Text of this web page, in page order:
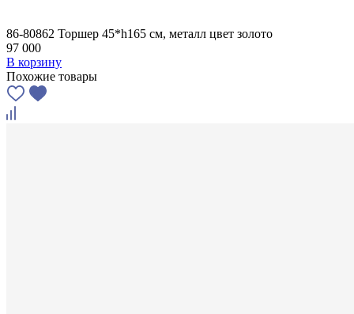
86-80862 Торшер 45*h165 см, металл цвет золото
97 000
В корзину
Похожие товары